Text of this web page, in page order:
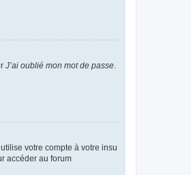
J’ai oublié mon mot de passe
votre compte à votre insu
accéder au forum